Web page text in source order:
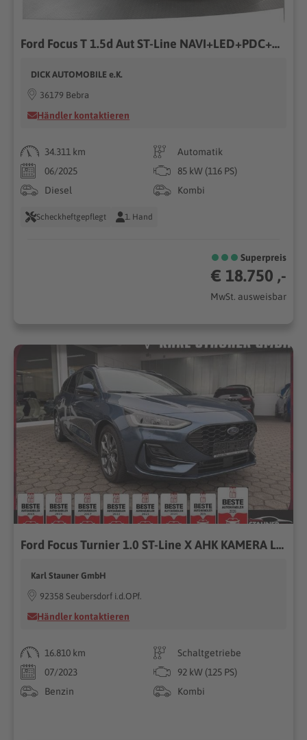
Ford Focus T 1.5d Aut ST-Line NAVI+LED+PDC+TEMP+APPLE
DICK AUTOMOBILE e.K.
36179 Bebra
Händler kontaktieren
34.311 km
Automatik
06/2025
85 kW (116 PS)
Diesel
Kombi
Scheckheftgepflegt 1. Hand
Superpreis
€ 18.750 ,-
MwSt. ausweisbar
Ford Focus Turnier 1.0 ST-Line X AHK KAMERA LED SHZ
Karl Stauner GmbH
92358 Seubersdorf i.d.OPf.
Händler kontaktieren
16.810 km
Schaltgetriebe
07/2023
92 kW (125 PS)
Benzin
Kombi